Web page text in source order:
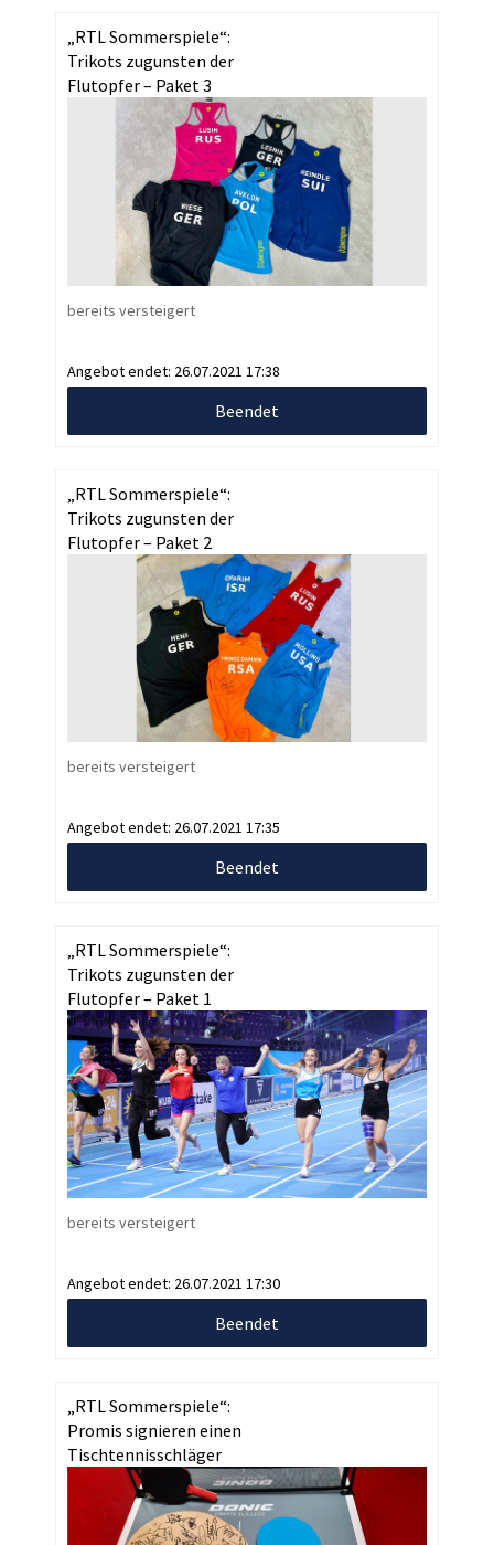
„RTL Sommerspiele“:
Trikots zugunsten der
Flutopfer – Paket 3
bereits versteigert
Angebot endet: 26.07.2021 17:38
Beendet
„RTL Sommerspiele“:
Trikots zugunsten der
Flutopfer – Paket 2
bereits versteigert
Angebot endet: 26.07.2021 17:35
Beendet
„RTL Sommerspiele“:
Trikots zugunsten der
Flutopfer – Paket 1
bereits versteigert
Angebot endet: 26.07.2021 17:30
Beendet
„RTL Sommerspiele“:
Promis signieren einen
Tischtennisschläger